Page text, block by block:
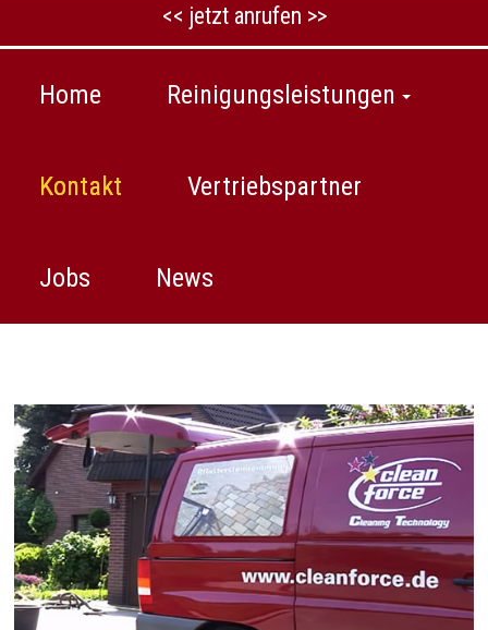
<< jetzt anrufen >>
Home Reinigungsleistungen
Kontakt Vertriebspartner
Jobs News